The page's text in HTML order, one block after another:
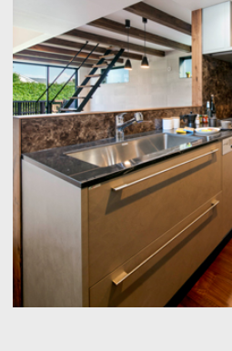
専門家Q&A みんなの
建築相談
まめ知識
フェブカーサについて
feve casaとは？ 専門家の方へ
よくある質問 専門家ログイン
運営会社
OurVision 運営会社
お問い合わせ サイトマップ